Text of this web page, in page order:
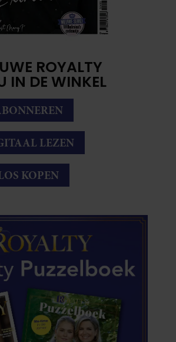
ROYALTY
IN DE WINKEL
LEZEN
KOPEN